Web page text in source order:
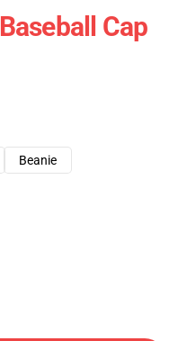
Cap
Beanie